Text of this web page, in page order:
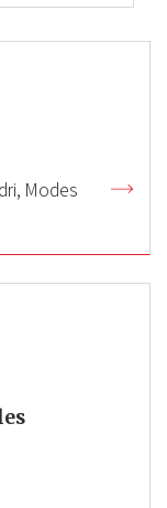
Modes